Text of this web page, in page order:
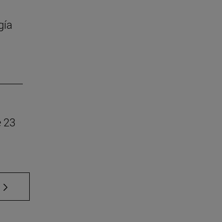
23
para desplazarse.